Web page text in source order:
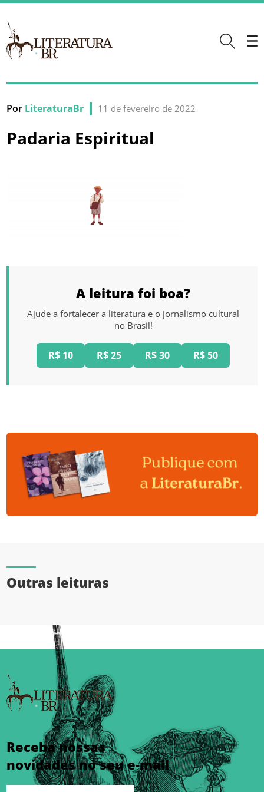
Por LiteraturaBr 11 de fevereiro de 2022
Padaria Espiritual
A leitura foi boa?
Ajude a fortalecer a literatura e o jornalismo cultural
no Brasil!
R$ 10 R$ 25 R$ 30 R$ 50
Outras leituras
Receba nossas
novidades no seu e-mail